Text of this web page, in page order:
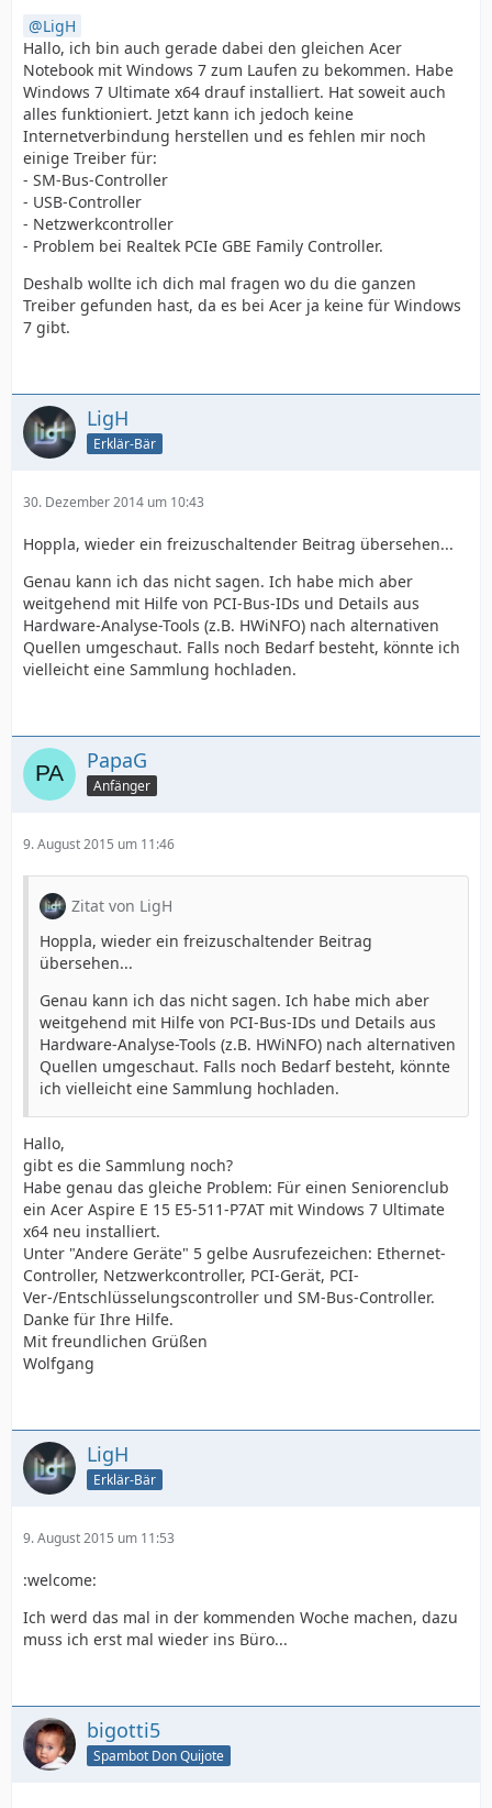
LigH
Hallo, ich bin auch gerade dabei den gleichen Acer
Notebook mit Windows 7 zum Laufen zu bekommen. Habe
Windows 7 Ultimate x64 drauf installiert. Hat soweit auch
alles funktioniert. Jetzt kann ich jedoch keine
Internetverbindung herstellen und es fehlen mir noch
einige Treiber für:
- SM-Bus-Controller
- USB-Controller
- Netzwerkcontroller
- Problem bei Realtek PCIe GBE Family Controller.
Deshalb wollte ich dich mal fragen wo du die ganzen
Treiber gefunden hast, da es bei Acer ja keine für Windows
7 gibt.
LigH
Erklär-Bär
30. Dezember 2014 um 10:43
Hoppla, wieder ein freizuschaltender Beitrag übersehen...
Genau kann ich das nicht sagen. Ich habe mich aber
weitgehend mit Hilfe von PCI-Bus-IDs und Details aus
Hardware-Analyse-Tools (z.B. HWiNFO) nach alternativen
Quellen umgeschaut. Falls noch Bedarf besteht, könnte ich
vielleicht eine Sammlung hochladen.
PapaG
Anfänger
9. August 2015 um 11:46
Zitat von LigH
Hoppla, wieder ein freizuschaltender Beitrag
übersehen...
Genau kann ich das nicht sagen. Ich habe mich aber
weitgehend mit Hilfe von PCI-Bus-IDs und Details aus
Hardware-Analyse-Tools (z.B. HWiNFO) nach alternativen
Quellen umgeschaut. Falls noch Bedarf besteht, könnte
ich vielleicht eine Sammlung hochladen.
Hallo,
gibt es die Sammlung noch?
Habe genau das gleiche Problem: Für einen Seniorenclub
ein Acer Aspire E 15 E5-511-P7AT mit Windows 7 Ultimate
x64 neu installiert.
Unter "Andere Geräte" 5 gelbe Ausrufezeichen: Ethernet-
Controller, Netzwerkcontroller, PCI-Gerät, PCI-
Ver-/Entschlüsselungscontroller und SM-Bus-Controller.
Danke für Ihre Hilfe.
Mit freundlichen Grüßen
Wolfgang
LigH
Erklär-Bär
9. August 2015 um 11:53
:welcome:
Ich werd das mal in der kommenden Woche machen, dazu
muss ich erst mal wieder ins Büro...
bigotti5
Spambot Don Quijote